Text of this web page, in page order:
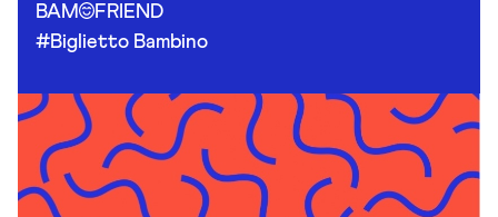
BAM
FRIEND
#Biglietto Bambino